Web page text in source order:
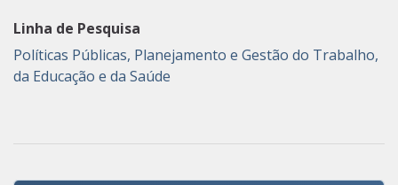
Linha de Pesquisa
Políticas Públicas, Planejamento e Gestão do Trabalho,
da Educação e da Saúde